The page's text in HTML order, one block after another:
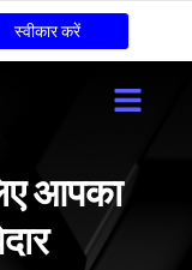
आपका
स्वीकार करें